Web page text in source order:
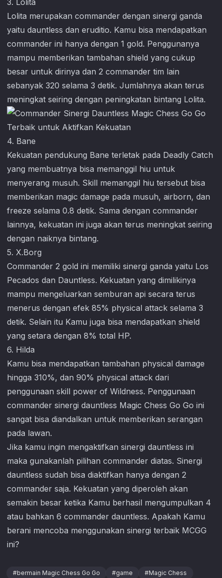
3. Lolita
Lolita merupakan commander dengan sinergi ganda
yaitu dauntless dan eruditio. Kamu bisa mendapatkan
commander ini hanya dengan 1 gold. Penggunanya
mampu memberikan tambahan shield yang cukup
besar untuk dirinya dan 2 commander tim lain
sebanyak 320 selama 3 detik. Jumlahnya akan terus
meningkat seiring dengan peningkatan bintang Lolita.
4. Bane
Kekuatan pendukung Bane terletak pada Deadly Catch
yang membuatnya bisa memanggil hiu untuk
menyerang musuh. Skill memanggil hiu tersebut bisa
memberikan magic damage pada musuh, airborn, dan
freeze selama 0.8 detik. Sama dengan commander
lainnya, kekuatan ini juga akan terus meningkat seiring
dengan naiknya bintang.
5. X.Borg
Commander 2 gold ini memiliki sinergi ganda yaitu Los
Pecados dan Dauntless. Kekuatan yang dimilikinya
mampu mengeluarkan semburan api secara terus
menerus dengan efek 85% physical attack selama 3
detik. Selain itu Kamu juga bisa mendapatkan shield
yang setara dengan 8% total HP.
6. Hilda
Kamu bisa mendapatkan tambahan physical damage
hingga 310%, dan 90% physical attack dari
penggunaan skill power of Wildness. Penggunaan
commander sinergi dauntless Magic Chess Go Go ini
sangat bisa diandalkan untuk memberikan serangan
pada lawan.
Jika kamu ingin mengaktifkan sinergi dauntless ini
maka gunakanlah pilihan commander diatas. Sinergi
dauntless sudah bisa diaktifkan hanya dengan 2
commander saja. Kekuatan yang diperoleh akan
semakin besar ketika Kamu berhasil mengumpulkan 4
atau bahkan 6 commander dauntless. Apakah Kamu
berani mencoba menggunakan sinergi terbaik MCGG
ini?
#bermain Magic Chess Go Go #game #Magic Chess